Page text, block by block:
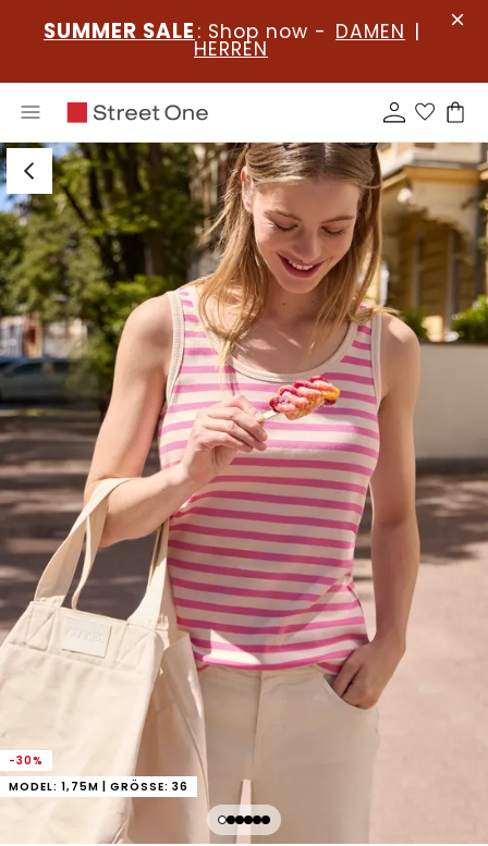
SUMMER SALE : Shop now - DAMEN |
HERREN
-30%
MODEL: 1,75M | GRÖSSE: 36